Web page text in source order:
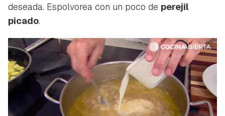
deseada. Espolvorea con un poco de perejil
picado.